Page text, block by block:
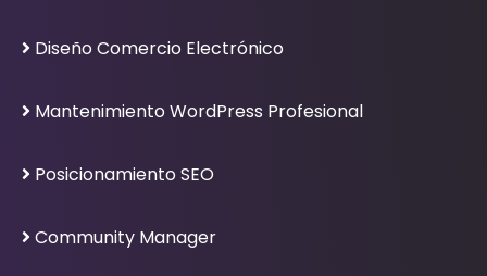
Diseño Comercio Electrónico
Mantenimiento WordPress Profesional
Posicionamiento SEO
Community Manager